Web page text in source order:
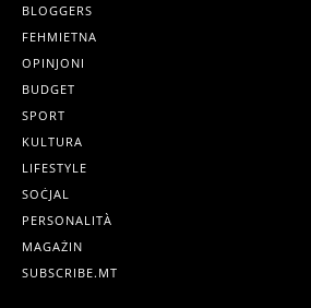
BLOGGERS
FEHMIETNA
OPINJONI
BUDGET
SPORT
KULTURA
LIFESTYLE
SOĊJAL
PERSONALITÀ
MAGAŻIN
SUBSCRIBE.MT